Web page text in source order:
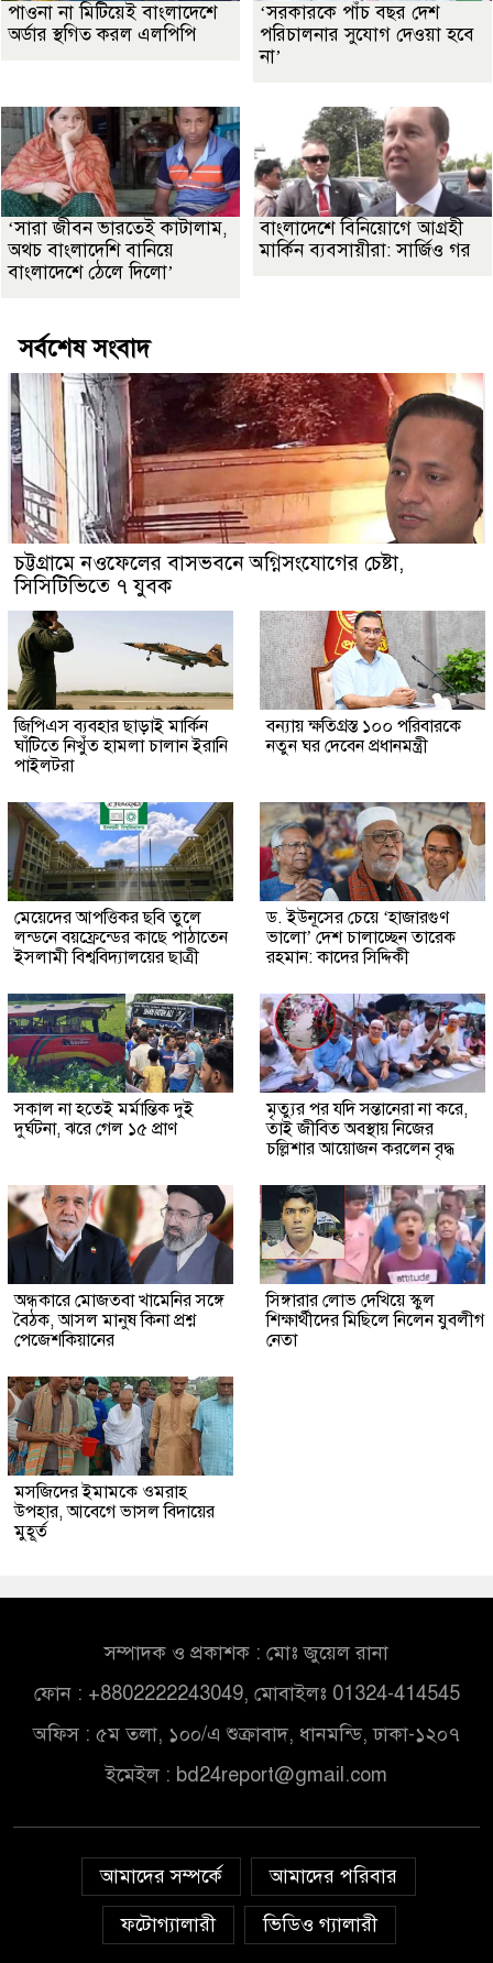
পাওনা না মিটিয়েই বাংলাদেশে
অর্ডার স্থগিত করল এলপিপি
‘সরকারকে পাঁচ বছর দেশ
পরিচালনার সুযোগ দেওয়া হবে
না’
‘সারা জীবন ভারতেই কাটালাম,
অথচ বাংলাদেশি বানিয়ে
বাংলাদেশে ঠেলে দিলো’
বাংলাদেশে বিনিয়োগে আগ্রহী
মার্কিন ব্যবসায়ীরা: সার্জিও গর
সর্বশেষ সংবাদ
চট্টগ্রামে নওফেলের বাসভবনে অগ্নিসংযোগের চেষ্টা,
সিসিটিভিতে ৭ যুবক
জিপিএস ব্যবহার ছাড়াই মার্কিন
ঘাঁটিতে নিখুঁত হামলা চালান ইরানি
পাইলটরা
বন্যায় ক্ষতিগ্রস্ত ১০০ পরিবারকে
নতুন ঘর দেবেন প্রধানমন্ত্রী
মেয়েদের আপত্তিকর ছবি তুলে
লন্ডনে বয়ফ্রেন্ডের কাছে পাঠাতেন
ইসলামী বিশ্ববিদ্যালয়ের ছাত্রী
ড. ইউনূসের চেয়ে ‘হাজারগুণ
ভালো’ দেশ চালাচ্ছেন তারেক
রহমান: কাদের সিদ্দিকী
সকাল না হতেই মর্মান্তিক দুই
দুর্ঘটনা, ঝরে গেল ১৫ প্রাণ
মৃত্যুর পর যদি সন্তানেরা না করে,
তাই জীবিত অবস্থায় নিজের
চল্লিশার আয়োজন করলেন বৃদ্ধ
অন্ধকারে মোজতবা খামেনির সঙ্গে
বৈঠক, আসল মানুষ কিনা প্রশ্ন
পেজেশকিয়ানের
সিঙ্গারার লোভ দেখিয়ে স্কুল
শিক্ষার্থীদের মিছিলে নিলেন যুবলীগ
নেতা
মসজিদের ইমামকে ওমরাহ
উপহার, আবেগে ভাসল বিদায়ের
মুহূর্ত
সম্পাদক ও প্রকাশক : মোঃ জুয়েল রানা
ফোন : +8802222243049, মোবাইলঃ 01324-414545
অফিস : ৫ম তলা, ১০০/এ শুক্রাবাদ, ধানমন্ডি, ঢাকা-১২০৭
ইমেইল : bd24report@gmail.com
আমাদের সম্পর্কে
আমাদের পরিবার
ফটোগ্যালারী
ভিডিও গ্যালারী